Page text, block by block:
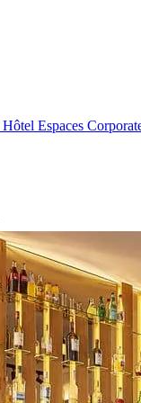
Hôtel Espaces